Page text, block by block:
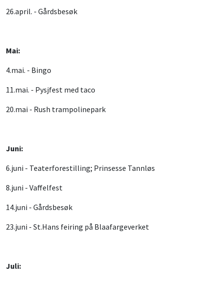
26.april. - Gårdsbesøk
Mai:
4.mai. - Bingo
11.mai. - Pysjfest med taco
20.mai - Rush trampolinepark
Juni:
6.juni - Teaterforestilling; Prinsesse Tannløs
8.juni - Vaffelfest
14.juni - Gårdsbesøk
23.juni - St.Hans feiring på Blaafargeverket
Juli: